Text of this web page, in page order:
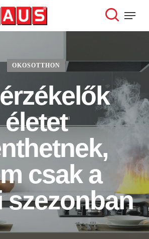
search
Menu
OKOSOTTHON
életet
csak a
szezonban
Close